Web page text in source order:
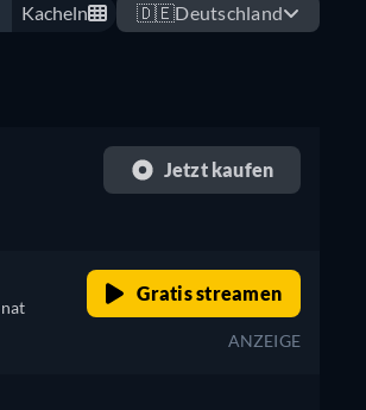
Kacheln 🇩🇪Deutschland
Jetzt kaufen
Gratis streamen
ANZEIGE